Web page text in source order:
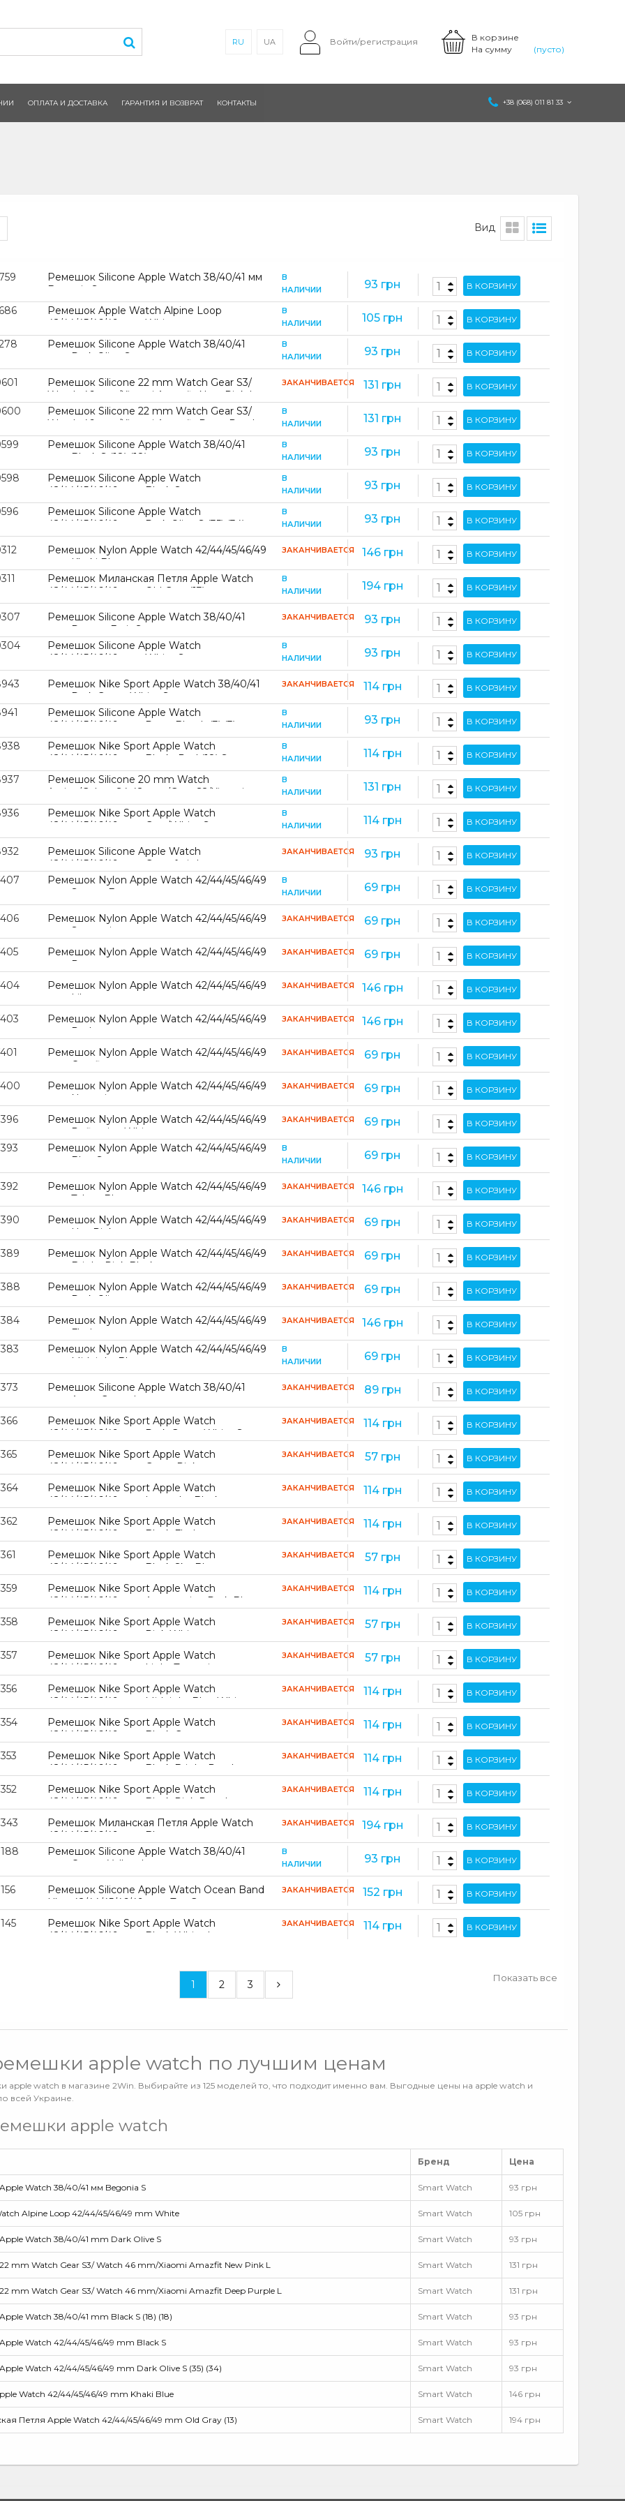
В корзине
На сумму
(пусто)
RU UA Войти/регистрация
ОПЛАТА И ДОСТАВКА ГАРАНТИЯ И ВОЗВРАТ КОНТАКТЫ +38 (068) 011 81 33
Вид
Ремешок Silicone Apple Watch 38/40/41 мм
Begonia S
В
НАЛИЧИИ
93 грн В КОРЗИНУ
Ремешок Apple Watch Alpine Loop
42/44/45/46/49 mm White
В
НАЛИЧИИ
105 грн В КОРЗИНУ
Ремешок Silicone Apple Watch 38/40/41
mm Dark Olive S
В
НАЛИЧИИ
93 грн В КОРЗИНУ
Ремешок Silicone 22 mm Watch Gear S3/
Watch 46 mm/Xiaomi Amazfit New Pink L
ЗАКАНЧИВАЕТСЯ 131 грн В КОРЗИНУ
Ремешок Silicone 22 mm Watch Gear S3/
Watch 46 mm/Xiaomi Amazfit Deep Purple
L
В
НАЛИЧИИ
131 грн В КОРЗИНУ
Ремешок Silicone Apple Watch 38/40/41
mm Black S (18) (18)
В
НАЛИЧИИ
93 грн В КОРЗИНУ
Ремешок Silicone Apple Watch
42/44/45/46/49 mm Black S
В
НАЛИЧИИ
93 грн В КОРЗИНУ
Ремешок Silicone Apple Watch
42/44/45/46/49 mm Dark Olive S (35) (34)
В
НАЛИЧИИ
93 грн В КОРЗИНУ
Ремешок Nylon Apple Watch 42/44/45/46/49
mm Khaki Blue
ЗАКАНЧИВАЕТСЯ 146 грн В КОРЗИНУ
Ремешок Миланская Петля Apple Watch
42/44/45/46/49 mm Old Gray (13)
В
НАЛИЧИИ
194 грн В КОРЗИНУ
Ремешок Silicone Apple Watch 38/40/41
mm Dragon Fruit S
ЗАКАНЧИВАЕТСЯ 93 грн В КОРЗИНУ
Ремешок Silicone Apple Watch
42/44/45/46/49 mm White S
В
НАЛИЧИИ
93 грн В КОРЗИНУ
Ремешок Nike Sport Apple Watch 38/40/41
mm Dark Green White S
ЗАКАНЧИВАЕТСЯ 114 грн В КОРЗИНУ
Ремешок Silicone Apple Watch
42/44/45/46/49 mm Deep Blue L (3) (3)
В
НАЛИЧИИ
93 грн В КОРЗИНУ
Ремешок Nike Sport Apple Watch
42/44/45/46/49 mm Black+Red (18) S
В
НАЛИЧИИ
114 грн В КОРЗИНУ
Ремешок Silicone 20 mm Watch
Active/Galaxy S4 42 mm/Gear S2/Xiaomi
Amazfit Grapefruit L
В
НАЛИЧИИ
131 грн В КОРЗИНУ
Ремешок Nike Sport Apple Watch
42/44/45/46/49 mm Gray/White S
В
НАЛИЧИИ
114 грн В КОРЗИНУ
Ремешок Silicone Apple Watch
42/44/45/46/49 mm Grapefruit L
ЗАКАНЧИВАЕТСЯ 93 грн В КОРЗИНУ
Ремешок Nylon Apple Watch 42/44/45/46/49
mm Spruce Fog
В
НАЛИЧИИ
69 грн В КОРЗИНУ
Ремешок Nylon Apple Watch 42/44/45/46/49
mm Spearmint
ЗАКАНЧИВАЕТСЯ 69 грн В КОРЗИНУ
Ремешок Nylon Apple Watch 42/44/45/46/49
mm Papaya
ЗАКАНЧИВАЕТСЯ 69 грн В КОРЗИНУ
Ремешок Nylon Apple Watch 42/44/45/46/49
mm Lilac
ЗАКАНЧИВАЕТСЯ 146 грн В КОРЗИНУ
Ремешок Nylon Apple Watch 42/44/45/46/49
mm Red
ЗАКАНЧИВАЕТСЯ 146 грн В КОРЗИНУ
Ремешок Nylon Apple Watch 42/44/45/46/49
mm Cornflower
ЗАКАНЧИВАЕТСЯ 69 грн В КОРЗИНУ
Ремешок Nylon Apple Watch 42/44/45/46/49
mm Nectarine
ЗАКАНЧИВАЕТСЯ 69 грн В КОРЗИНУ
Ремешок Nylon Apple Watch 42/44/45/46/49
mm Reflective White
ЗАКАНЧИВАЕТСЯ 69 грн В КОРЗИНУ
Ремешок Nylon Apple Watch 42/44/45/46/49
mm Blue Sea
В
НАЛИЧИИ
69 грн В КОРЗИНУ
Ремешок Nylon Apple Watch 42/44/45/46/49
mm Tahoe Blue
ЗАКАНЧИВАЕТСЯ 146 грн В КОРЗИНУ
Ремешок Nylon Apple Watch 42/44/45/46/49
mm Hot Pink
ЗАКАНЧИВАЕТСЯ 69 грн В КОРЗИНУ
Ремешок Nylon Apple Watch 42/44/45/46/49
mm Bright Pink Black
ЗАКАНЧИВАЕТСЯ 69 грн В КОРЗИНУ
Ремешок Nylon Apple Watch 42/44/45/46/49
mm Dark Olive
ЗАКАНЧИВАЕТСЯ 69 грн В КОРЗИНУ
Ремешок Nylon Apple Watch 42/44/45/46/49
mm Flash
ЗАКАНЧИВАЕТСЯ 146 грн В КОРЗИНУ
Ремешок Nylon Apple Watch 42/44/45/46/49
mm Midnight Blue
В
НАЛИЧИИ
69 грн В КОРЗИНУ
Ремешок Silicone Apple Watch 38/40/41
mm Army Green L
ЗАКАНЧИВАЕТСЯ 89 грн В КОРЗИНУ
Ремешок Nike Sport Apple Watch
42/44/45/46/49 mm Dark Green White S
ЗАКАНЧИВАЕТСЯ 114 грн В КОРЗИНУ
Ремешок Nike Sport Apple Watch
42/44/45/46/49 mm Grape Pink
ЗАКАНЧИВАЕТСЯ 57 грн В КОРЗИНУ
Ремешок Nike Sport Apple Watch
42/44/45/46/49 mm Lavender Black
ЗАКАНЧИВАЕТСЯ 114 грн В КОРЗИНУ
Ремешок Nike Sport Apple Watch
42/44/45/46/49 mm Black Flash
ЗАКАНЧИВАЕТСЯ 114 грн В КОРЗИНУ
Ремешок Nike Sport Apple Watch
42/44/45/46/49 mm Black Sky Blue
ЗАКАНЧИВАЕТСЯ 57 грн В КОРЗИНУ
Ремешок Nike Sport Apple Watch
42/44/45/46/49 mm Aquamarine Dark Blue
ЗАКАНЧИВАЕТСЯ 114 грн В КОРЗИНУ
Ремешок Nike Sport Apple Watch
42/44/45/46/49 mm Pink White
ЗАКАНЧИВАЕТСЯ 57 грн В КОРЗИНУ
Ремешок Nike Sport Apple Watch
42/44/45/46/49 mm Light Turquoise
ЗАКАНЧИВАЕТСЯ 57 грн В КОРЗИНУ
Ремешок Nike Sport Apple Watch
42/44/45/46/49 mm Midnight Blue White
ЗАКАНЧИВАЕТСЯ 114 грн В КОРЗИНУ
Ремешок Nike Sport Apple Watch
42/44/45/46/49 mm Black Green
ЗАКАНЧИВАЕТСЯ 114 грн В КОРЗИНУ
Ремешок Nike Sport Apple Watch
42/44/45/46/49 mm Black Bright Purple
ЗАКАНЧИВАЕТСЯ 114 грн В КОРЗИНУ
Ремешок Nike Sport Apple Watch
42/44/45/46/49 mm Black Pink Powder
ЗАКАНЧИВАЕТСЯ 114 грн В КОРЗИНУ
Ремешок Миланская Петля Apple Watch
42/44/45/46/49 mm Blue
ЗАКАНЧИВАЕТСЯ 194 грн В КОРЗИНУ
Ремешок Silicone Apple Watch 38/40/41
mm Canary Yellow L
В
НАЛИЧИИ
93 грн В КОРЗИНУ
Ремешок Silicone Apple Watch Ocean Band
Ultra 42/44/45/46/49 mm Tea Green
ЗАКАНЧИВАЕТСЯ 152 грн В КОРЗИНУ
Ремешок Nike Sport Apple Watch
42/44/45/46/49 mm Black White L
ЗАКАНЧИВАЕТСЯ 114 грн В КОРЗИНУ
Показать все
1 2 3
apple watch по лучшим ценам
apple watch в магазине 2Win. Выбирайте из 125 моделей то, что подходит именно вам. Выгодные цены на apple watch и
всей Украине.
apple watch
Бренд Цена
Watch 38/40/41 мм Begonia S Smart Watch 93 грн
Alpine Loop 42/44/45/46/49 mm White Smart Watch 105 грн
Watch 38/40/41 mm Dark Olive S Smart Watch 93 грн
mm Watch Gear S3/ Watch 46 mm/Xiaomi Amazfit New Pink L Smart Watch 131 грн
mm Watch Gear S3/ Watch 46 mm/Xiaomi Amazfit Deep Purple L Smart Watch 131 грн
Watch 38/40/41 mm Black S (18) (18) Smart Watch 93 грн
Watch 42/44/45/46/49 mm Black S Smart Watch 93 грн
Watch 42/44/45/46/49 mm Dark Olive S (35) (34) Smart Watch 93 грн
Watch 42/44/45/46/49 mm Khaki Blue Smart Watch 146 грн
Петля Apple Watch 42/44/45/46/49 mm Old Gray (13) Smart Watch 194 грн